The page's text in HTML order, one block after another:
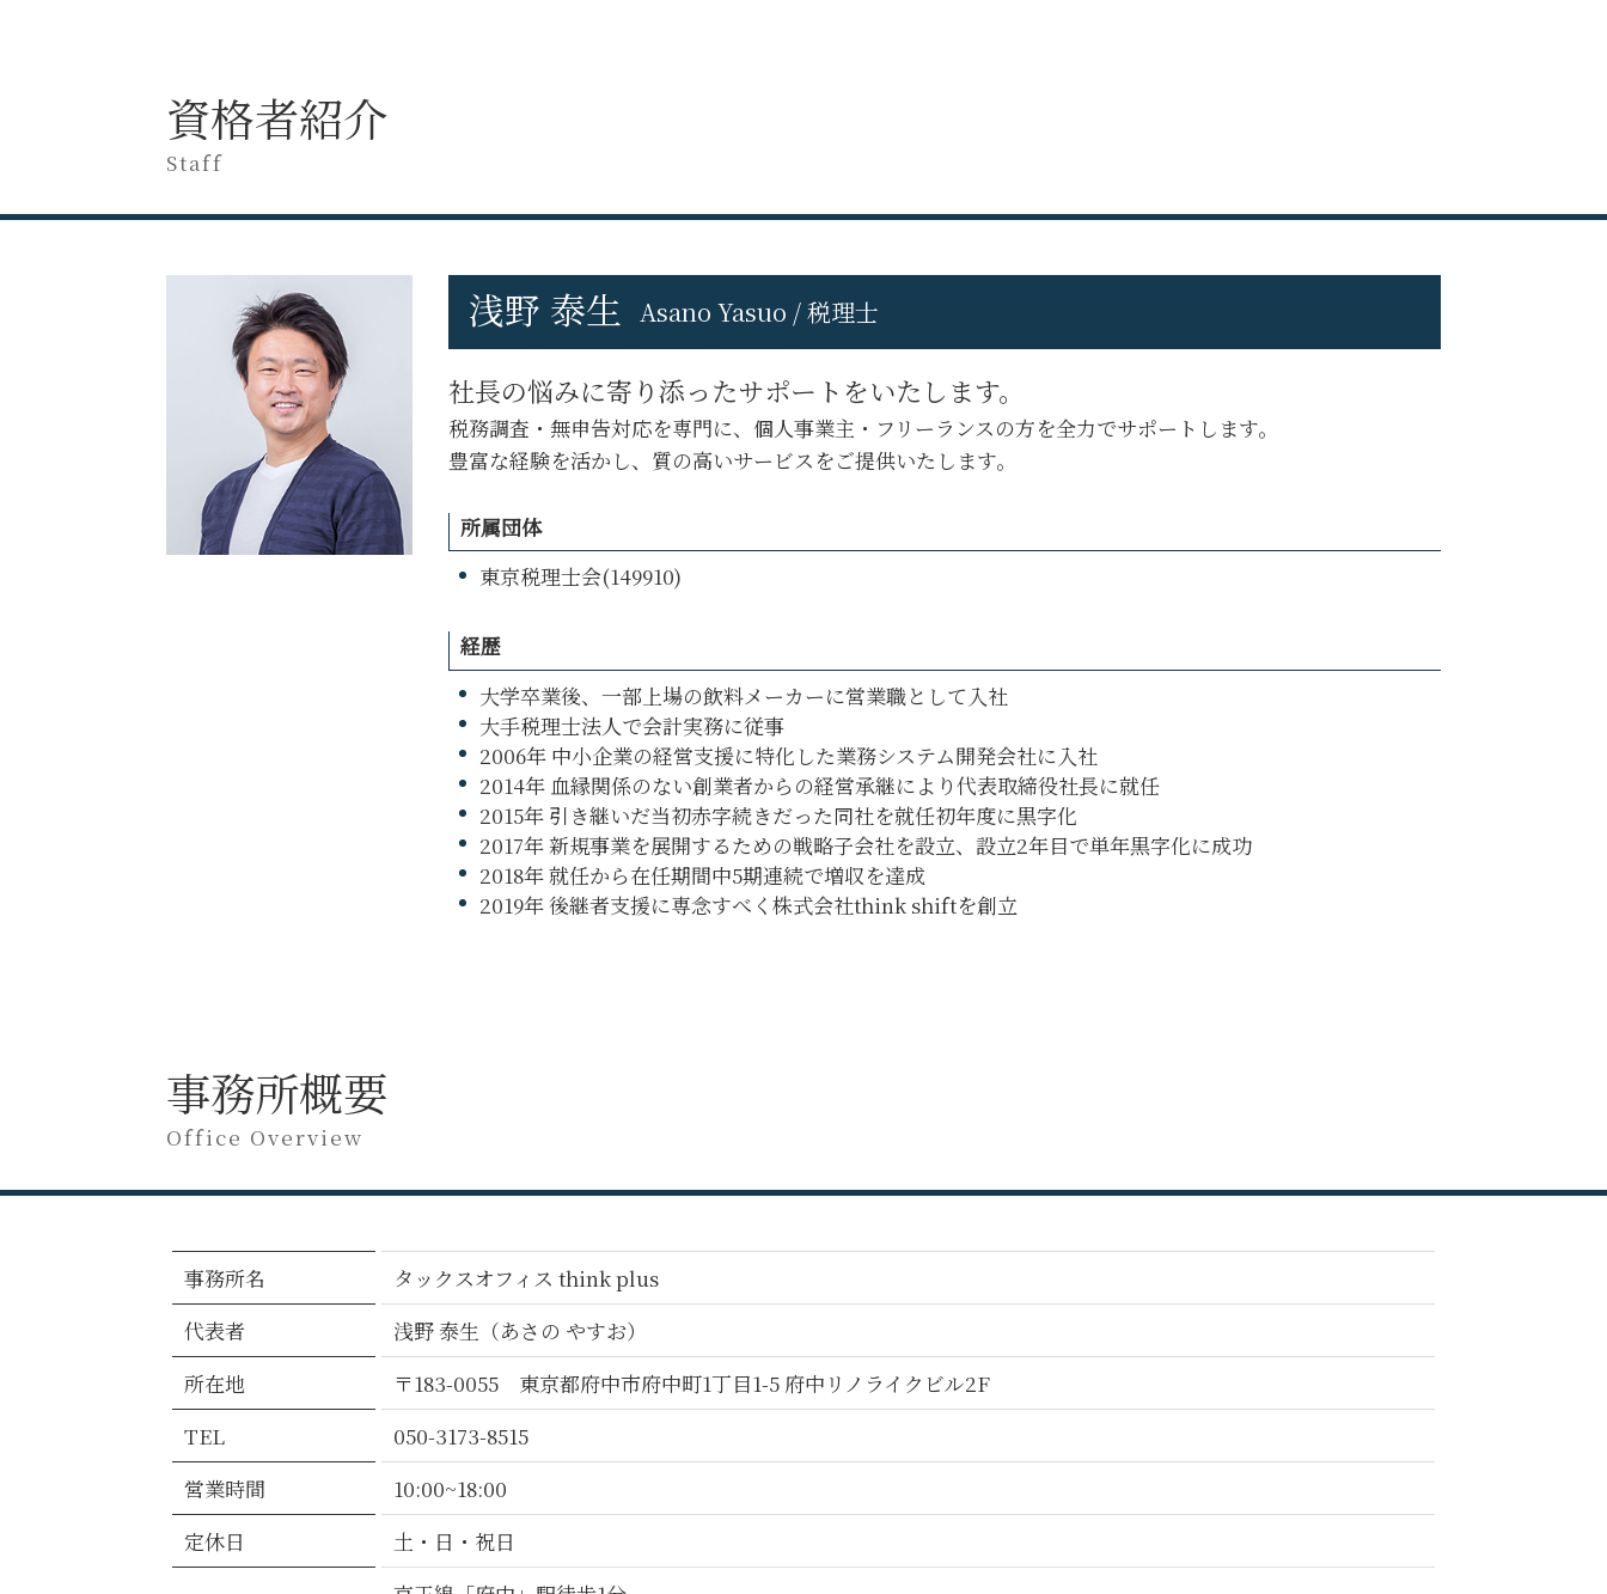
税務調査 国税OB
税務調査 準備
税務調査 修正申告 断る
税務調査 選ばれる 理由
税務調査 個人事業主
税務調査 現金商売
税務調査 対応
税務調査 費用
税務調査 流れ
税理士変更 メリット
税理士交代 手続き
顧問 税理士 変更
税理士交代 書類 回収
税理士 変更 注意 点
無申告 ペナルティ
無申告 時効
無申告 税理士
税理士 税務相談とは
税務申告 決算承認
税務申告 法人 やり方
税務申告とは
税務申告 法人 期限
税務相談 税理士
税務申告 親会社
税務相談 どこまで
税務調査 時期
税務申告とは 法人
税務調査 注意点
税務調査 相続税
税務調査 法人
税務調査 対象
府中市 事業計画
立川市 創業支援
八王子市 法人税務
日野市 会社設立
八王子市 税務相談
八王子市 税務調査 対応
日野市 創業支援
資格者紹介
Staff
浅野 泰生 Asano Yasuo / 税理士
社長の悩みに寄り添ったサポートをいたします。
税務調査・無申告対応を専門に、個人事業主・フリーランスの方を全力でサポートします。
豊富な経験を活かし、質の高いサービスをご提供いたします。
所属団体
東京税理士会(149910)
経歴
大学卒業後、一部上場の飲料メーカーに営業職として入社
大手税理士法人で会計実務に従事
2006年 中小企業の経営支援に特化した業務システム開発会社に入社
2014年 血縁関係のない創業者からの経営承継により代表取締役社長に就任
2015年 引き継いだ当初赤字続きだった同社を就任初年度に黒字化
2017年 新規事業を展開するための戦略子会社を設立、設立2年目で単年黒字化に成功
2018年 就任から在任期間中5期連続で増収を達成
2019年 後継者支援に専念すべく株式会社think shiftを創立
事務所概要
Office Overview
事務所名
タックスオフィス think plus
代表者
浅野 泰生（あさの やすお）
所在地
〒183-0055 東京都府中市府中町1丁目1-5 府中リノライクビル2F
TEL
050-3173-8515
営業時間
10:00~18:00
定休日
土・日・祝日